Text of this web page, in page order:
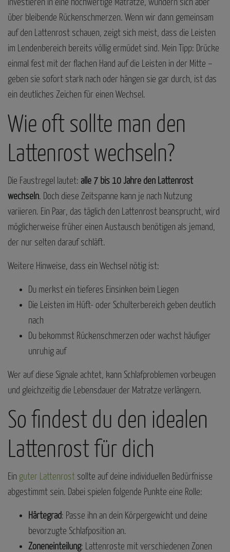
investieren in eine hochwertige Matratze, wundern sich aber
über bleibende Rückenschmerzen. Wenn wir dann gemeinsam
auf den Lattenrost schauen, zeigt sich meist, dass die Leisten
im Lendenbereich bereits völlig ermüdet sind. Mein Tipp: Drücke
einmal fest mit der flachen Hand auf die Leisten in der Mitte –
geben sie sofort stark nach oder hängen sie gar durch, ist das
ein deutliches Zeichen für einen Wechsel.
Wie oft sollte man den
Lattenrost wechseln?
Die Faustregel lautet: alle 7 bis 10 Jahre den Lattenrost
wechseln. Doch diese Zeitspanne kann je nach Nutzung
variieren. Ein Paar, das täglich den Lattenrost beansprucht, wird
möglicherweise früher einen Austausch benötigen als jemand,
der nur selten darauf schläft.
Weitere Hinweise, dass ein Wechsel nötig ist:
Du merkst ein tieferes Einsinken beim Liegen
Die Leisten im Hüft- oder Schulterbereich geben deutlich
nach
Du bekommst Rückenschmerzen oder wachst häufiger
unruhig auf
Wer auf diese Signale achtet, kann Schlafproblemen vorbeugen
und gleichzeitig die Lebensdauer der Matratze verlängern.
So findest du den idealen
Lattenrost für dich
Ein guter Lattenrost sollte auf deine individuellen Bedürfnisse
abgestimmt sein. Dabei spielen folgende Punkte eine Rolle:
Härtegrad: Passe ihn an dein Körpergewicht und deine
bevorzugte Schlafposition an.
Zoneneinteilung: Lattenroste mit verschiedenen Zonen